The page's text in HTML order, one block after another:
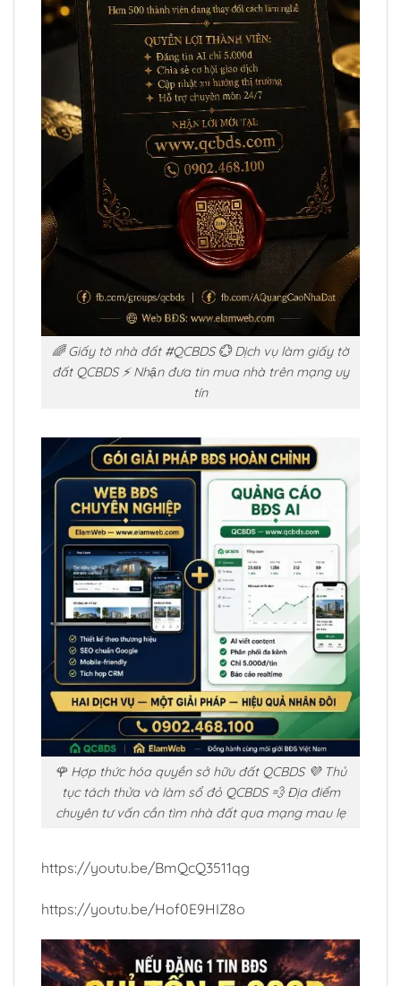
🌈 Giấy tờ nhà đất #QCBDS 💮 Dịch vụ làm giấy tờ
đất QCBDS ⚡ Nhận đưa tin mua nhà trên mạng uy
tín
🌹 Hợp thức hóa quyền sở hữu đất QCBDS 💜 Thủ
tục tách thửa và làm sổ đỏ QCBDS 💨 Địa điểm
chuyên tư vấn cần tìm nhà đất qua mạng mau lẹ
https://youtu.be/BmQcQ3511qg
https://youtu.be/Hof0E9HIZ8o